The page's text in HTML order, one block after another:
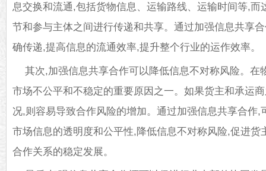
息交换和流通,包括货物信息、运输路线、运输时间等,而
节和参与主体之间进行传递和共享。通过加强信息共享
确传递,提高信息的流通效率,提升整个行业的运作效率。
其次,加强信息共享合作可以降低信息不对称风险。在
市场不公平和不稳定的重要原因之一。如果货主和承运
况,则容易导致合作风险的增加。通过加强信息共享合作,
市场信息的透明度和公平性,降低信息不对称风险,促进货
合作关系的稳定发展。